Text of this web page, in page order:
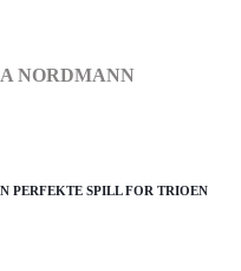
NORDMANN
PERFEKTE SPILL FOR TRIOEN